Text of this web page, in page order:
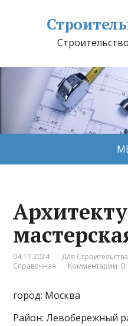
04.11.2024 Для
Справочная
Комментарии: 0
город: Москва
Район: Левобережный